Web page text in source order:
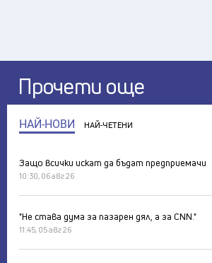
Прочети още
НАЙ-НОВИ НАЙ-ЧЕТЕНИ
Защо всички искат да бъдат предприемачи
10:30, 06 авг 26
"Не става дума за пазарен дял, а за CNN."
11:45, 05 авг 26